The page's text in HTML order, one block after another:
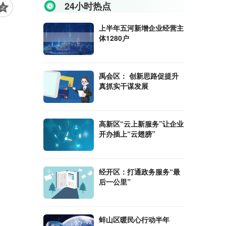
24小时热点
上半年五河新增企业经营主
体1280户
禹会区： 创新思路促提升
真抓实干谋发展
高新区“云上新服务”让企业
开办插上“云翅膀”
经开区：打通政务服务“最
后一公里”
蚌山区暖民心行动半年